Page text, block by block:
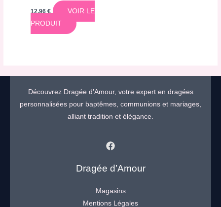
12,96€
VOIR LE
PRODUIT
Découvrez Dragée d’Amour, votre expert en dragées
personnalisées pour baptêmes, communions et mariages,
alliant tradition et élégance.
Dragée d’Amour
Magasins
Mentions Légales